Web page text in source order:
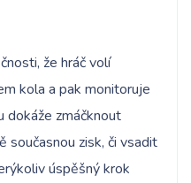
že hráč volí
kola a pak monitoruje
dokáže zmáčknout
současnou zisk, či vsadit
úspěšný krok